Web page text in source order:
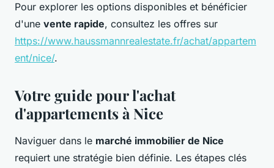
Pour explorer les options disponibles et bénéficier
d'une vente rapide, consultez les offres sur
https://www.haussmannrealestate.fr/achat/appartem
ent/nice/.
Votre guide pour l'achat
d'appartements à Nice
Naviguer dans le marché immobilier de Nice
requiert une stratégie bien définie. Les étapes clés